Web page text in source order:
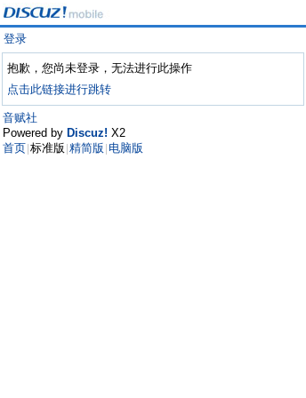
登录
抱歉，您尚未登录，无法进行此操作
点击此链接进行跳转
音赋社
Powered by Discuz! X2
首页 标准版 精简版 电脑版